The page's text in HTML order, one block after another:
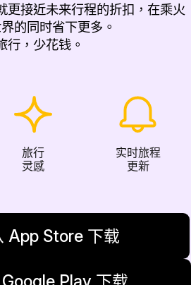
更接近未来行程的折扣，在乘火
的同时省下更多。
行，少花钱。
旅行
灵感
实时旅程
更新
App Store 下载